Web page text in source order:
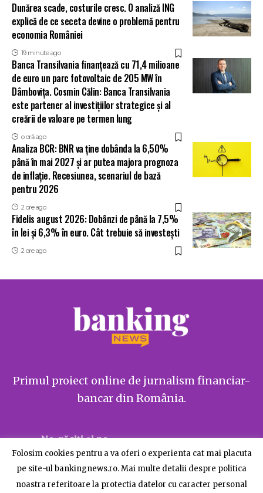
Dunărea scade, costurile cresc. O analiză ING
explică de ce seceta devine o problemă pentru
economia României
19 minute ago
Banca Transilvania finanțează cu 71,4 milioane
de euro un parc fotovoltaic de 205 MW în
Dâmbovița. Cosmin Călin: Banca Transilvania
este partener al investițiilor strategice și al
creării de valoare pe termen lung
o oră ago
Analiza BCR: BNR va ține dobânda la 6,50%
până în mai 2027 și ar putea majora prognoza
de inflație. Recesiunea, scenariul de bază
pentru 2026
2 ore ago
Fidelis august 2026: Dobânzi de până la 7,5%
în lei și 6,3% în euro. Cât trebuie să investești
2 ore ago
Primul proiect online de jurnalism financiar-
bancar din România.
Ne găsiți și pe
Folosim cookies pentru a va oferi o experienta cat mai placuta
pe site-ul bankingnews.ro. Mai multe detalii despre politica
noastra referitoare la protectia datelor cu caracter personal